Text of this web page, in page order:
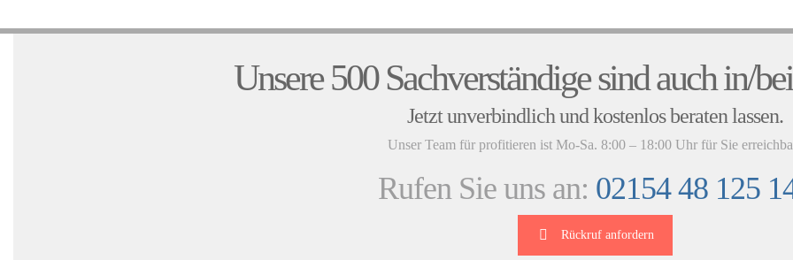
UNSERE KUNDENSTIMMEN:
Unsere 500 Sachverständige sind auch in/
Jetzt unverbindlich und kostenlos beraten lassen.
Unser Team für profitieren ist Mo-Sa. 8:00 – 18:00 Uhr für Sie
Rufen Sie uns an: 02154 48 125
Rückruf anfordern